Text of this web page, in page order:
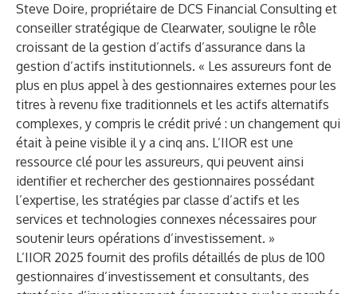
Steve Doire, propriétaire de DCS Financial Consulting et
conseiller stratégique de Clearwater, souligne le rôle
croissant de la gestion d’actifs d’assurance dans la
gestion d’actifs institutionnels. « Les assureurs font de
plus en plus appel à des gestionnaires externes pour les
titres à revenu fixe traditionnels et les actifs alternatifs
complexes, y compris le crédit privé : un changement qui
était à peine visible il y a cinq ans. L’IIOR est une
ressource clé pour les assureurs, qui peuvent ainsi
identifier et rechercher des gestionnaires possédant
l’expertise, les stratégies par classe d’actifs et les
services et technologies connexes nécessaires pour
soutenir leurs opérations d’investissement. »
L’IIOR 2025 fournit des profils détaillés de plus de 100
gestionnaires d’investissement et consultants, des